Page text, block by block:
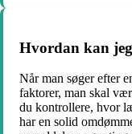
Hvordan kan
Når man søger efter
faktorer, man skal
du kontrollere, hvor
har en solid